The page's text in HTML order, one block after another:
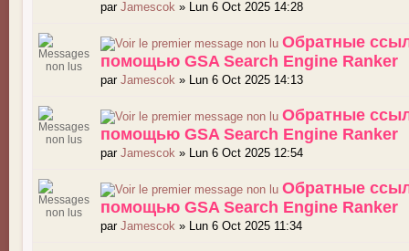
par Jamescok » Lun 6 Oct 2025 14:28
Обратные
помощью GSA Search Engine Ranker
par Jamescok » Lun 6 Oct 2025 14:13
Обратные
помощью GSA Search Engine Ranker
par Jamescok » Lun 6 Oct 2025 12:54
Обратные
помощью GSA Search Engine Ranker
par Jamescok » Lun 6 Oct 2025 11:34